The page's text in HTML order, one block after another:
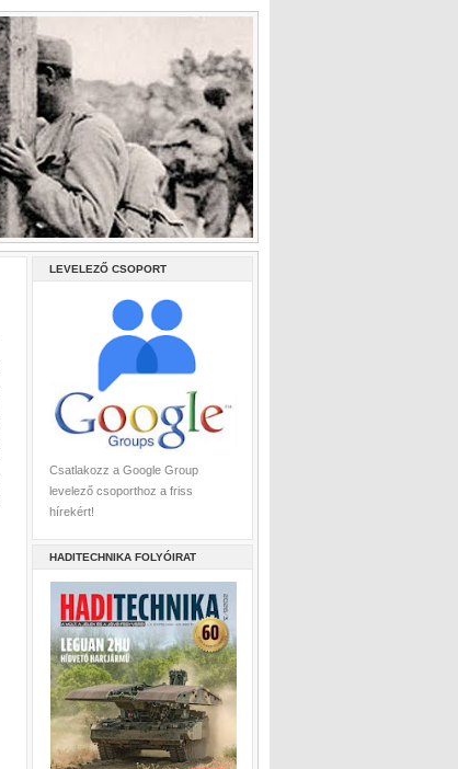
LEVELEZŐ CSOPORT
Csatlakozz a Google Group
levelező csoporthoz a friss
hírekért!
HADITECHNIKA FOLYÓIRAT